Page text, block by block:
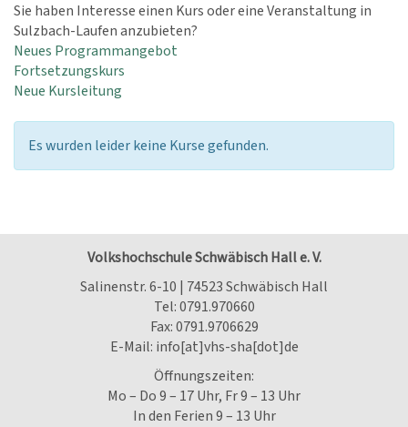
Sie haben Interesse einen Kurs oder eine Veranstaltung in
Sulzbach-Laufen anzubieten?
Neues Programmangebot
Fortsetzungskurs
Neue Kursleitung
Es wurden leider keine Kurse gefunden.
Volkshochschule Schwäbisch Hall e. V.
Salinenstr. 6-10 | 74523 Schwäbisch Hall
Tel:0791.970660
Fax: 0791.9706629
E-Mail: info[at]vhs-sha[dot]de
Öffnungszeiten:
Mo – Do 9 – 17 Uhr, Fr 9 – 13 Uhr
In den Ferien 9 – 13 Uhr